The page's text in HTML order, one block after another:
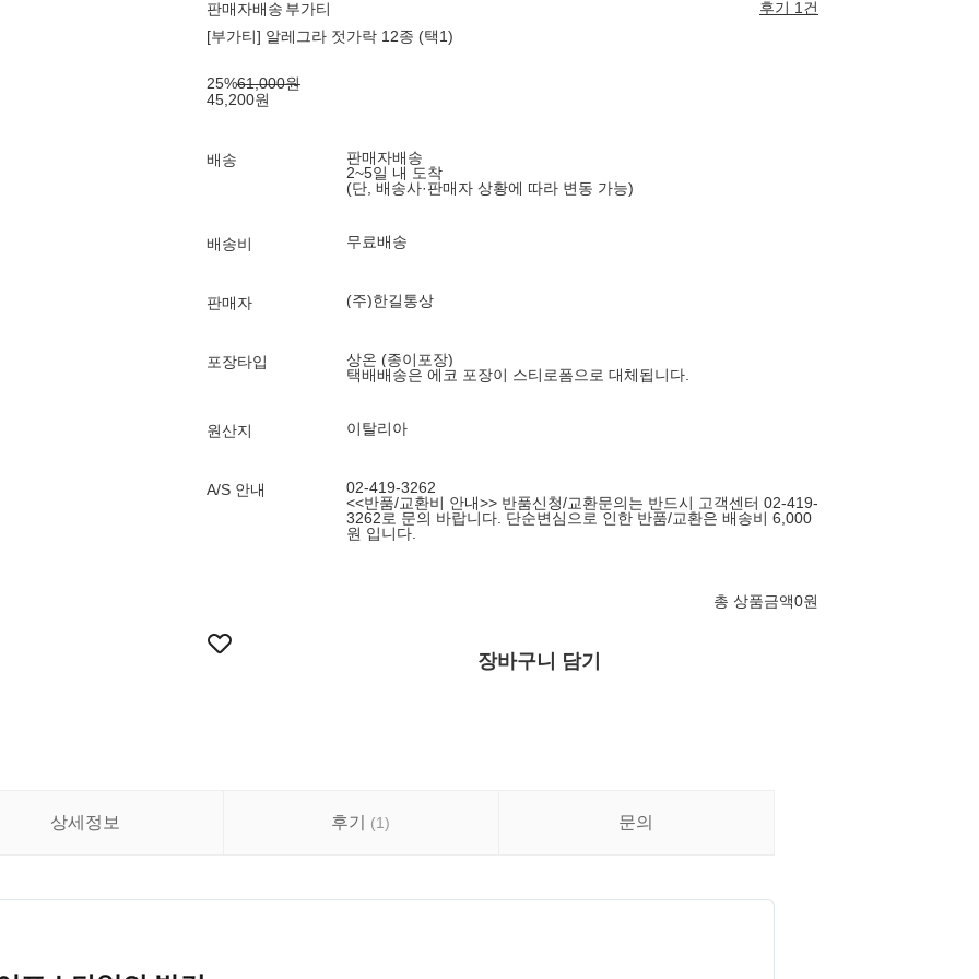
판매자배송 부가티
후기 1건
[부가티] 알레그라 젓가락 12종 (택1)
25%61,000원
45,200원
배송
판매자배송
2~5일 내 도착
(단, 배송사·판매자 상황에 따라 변동 가능)
배송비 무료배송
판매자 (주)한길통상
포장타입
상온 (종이포장)
택배배송은 에코 포장이 스티로폼으로 대체됩니다.
원산지 이탈리아
A/S 안내
02-419-3262
<<반품/교환비 안내>> 반품신청/교환문의는 반드시 고객센터 02-419-
3262로 문의 바랍니다. 단순변심으로 인한 반품/교환은 배송비 6,000
원 입니다.
총 상품금액0원
장바구니 담기
상세정보 후기 (1) 문의